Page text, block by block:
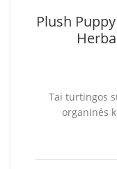
Plush
Tai turtingos
organinės